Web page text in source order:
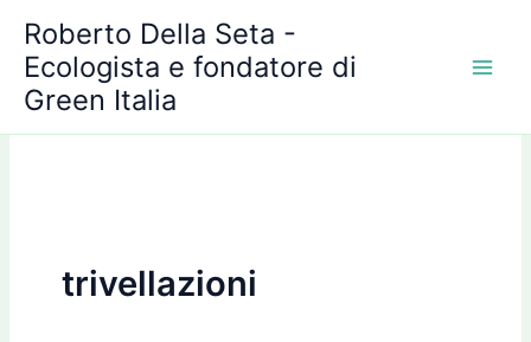
contenuto
Roberto Della Seta -
Ecologista e fondatore di
Green Italia
trivellazioni
r
c
h